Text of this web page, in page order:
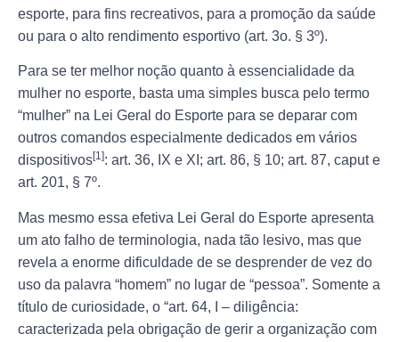
esporte, para fins recreativos, para a promoção da saúde
ou para o alto rendimento esportivo (art. 3o. § 3º).
Para se ter melhor noção quanto à essencialidade da
mulher no esporte, basta uma simples busca pelo termo
“mulher” na Lei Geral do Esporte para se deparar com
outros comandos especialmente dedicados em vários
dispositivos[1]: art. 36, IX e XI; art. 86, § 10; art. 87, caput e
art. 201, § 7º.
Mas mesmo essa efetiva Lei Geral do Esporte apresenta
um ato falho de terminologia, nada tão lesivo, mas que
revela a enorme dificuldade de se desprender de vez do
uso da palavra “homem” no lugar de “pessoa”. Somente a
título de curiosidade, o “art. 64, I – diligência:
caracterizada pela obrigação de gerir a organização com